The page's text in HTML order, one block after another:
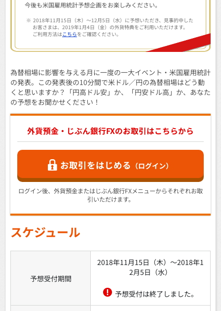
今後も米国雇用統計予想企画をお楽しみください。
※ 2018年11月15日（木）～12月5日（水）に予想いただき、見事的中した
お客さまは、2019年1月4日（金）の外貨特典をご利用いただけます。
ご利用方法はこちらをご確認ください。
為替相場に影響を与える月に一度の一大イベント・米国雇用統計
の発表。この発表後の10分間で米ドル／円の為替相場はどう動
くと思いますか？「円高ドル安」か、「円安ドル高」か、あなた
の予想をお聞かせください！
外貨預金・じぶん銀行FXのお取引はこちらから
お取引をはじめる （ログイン）
ログイン後、外貨預金またはじぶん銀行FXメニューからそれぞれお取
引いただけます。
スケジュール
予想受付期間
2018年11月15日（木）～2018年1
2月5日（水）
予想受付は終了しました。